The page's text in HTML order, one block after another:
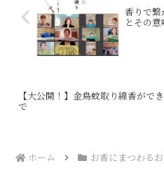
香りで繋
とその意
【大公開！】金鳥蚊取り線香がで
で
ホーム お香にまつわる